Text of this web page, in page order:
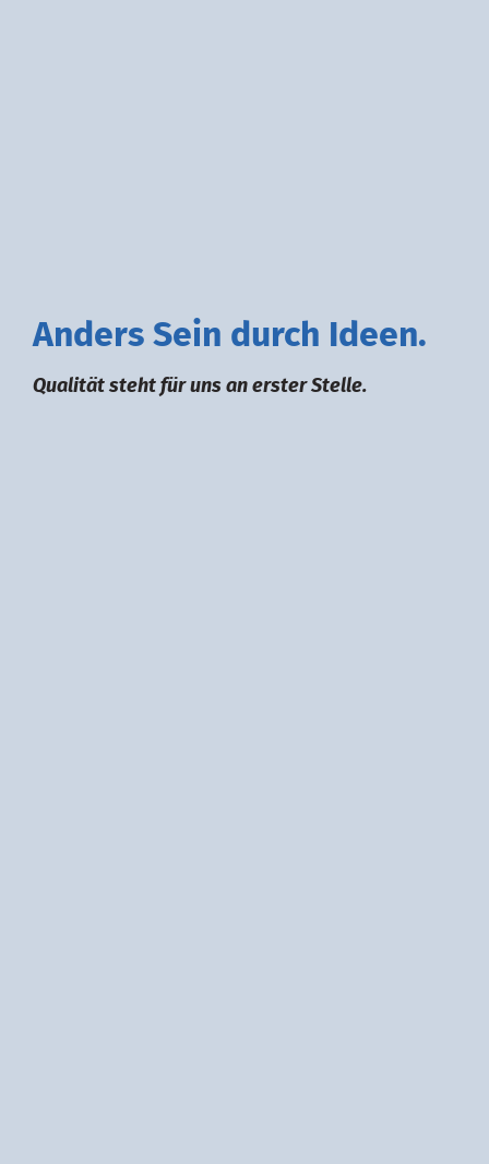
Anders Sein durch deen.
Qualität steht für uns an erster Stelle.